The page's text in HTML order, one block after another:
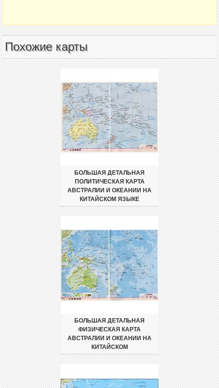
Похожие карты
БОЛЬШАЯ ДЕТАЛЬНАЯ
ПОЛИТИЧЕСКАЯ КАРТА
АВСТРАЛИИ И ОКЕАНИИ НА
КИТАЙСКОМ ЯЗЫКЕ
БОЛЬШАЯ ДЕТАЛЬНАЯ
ФИЗИЧЕСКАЯ КАРТА
АВСТРАЛИИ И ОКЕАНИИ НА
КИТАЙСКОМ